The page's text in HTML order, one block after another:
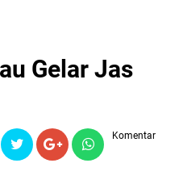
Gelar Jas
Komentar